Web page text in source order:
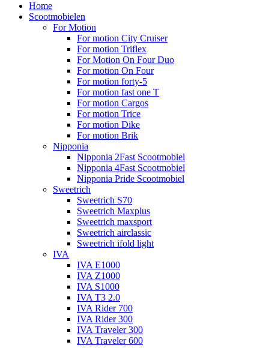
Home
Scootmobielen
For Motion
For motion City Cruiser
For motion Triflex
For Motion On Four Duo
For motion On Four
For motion forty-5
For motion fast one T
For motion Cargos
For motion Trice
For motion Dike
For motion Brik
Nipponia
Nipponia 2Fast Scootmobiel
Nipponia 4Fast Scootmobiel
Nipponia Pride Scootmobiel
Sweetrich
Sweetrich S70
Sweetrich Maxplus
Sweetrich maxsport
Sweetrich airclassic
Sweetrich ifold light
IVA
IVA E1000
IVA Z1000
IVA S1000
IVA T3 2.0
IVA Rider 700
IVA Rider 300
IVA Traveler 300
IVA Traveler 600